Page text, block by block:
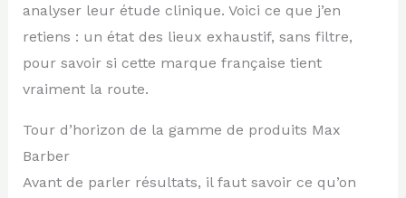
analyser leur étude clinique. Voici ce que j’en
retiens : un état des lieux exhaustif, sans filtre,
pour savoir si cette marque française tient
vraiment la route.
Tour d’horizon de la gamme de produits Max
Barber
Avant de parler résultats, il faut savoir ce qu’on